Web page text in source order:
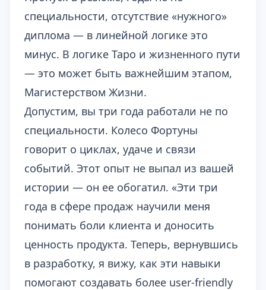
специальности, отсутствие «нужного»
диплома — в линейной логике это
минус. В логике Таро и жизненного пути
— это может быть важнейшим этапом,
Магистерством Жизни.
Допустим, вы три года работали не по
специальности. Колесо Фортуны
говорит о циклах, удаче и связи
событий. Этот опыт не выпал из вашей
истории — он ее обогатил. «Эти три
года в сфере продаж научили меня
понимать боли клиента и доносить
ценность продукта. Теперь, вернувшись
в разработку, я вижу, как эти навыки
помогают создавать более user-friendly